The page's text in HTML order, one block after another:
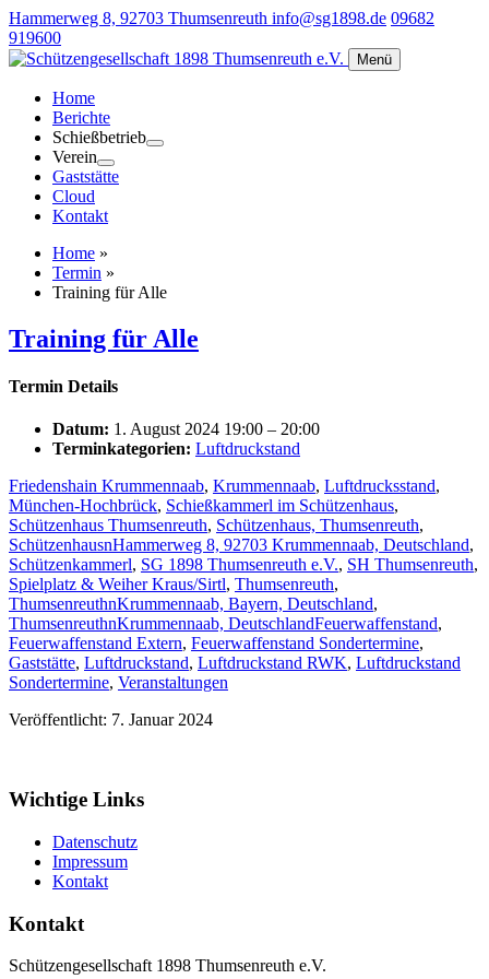
Hammerweg 8, 92703 Thumsenreuth info@sg1898.de 09682
919600
Menü
Home
Berichte
Schießbetrieb
Verein
Gaststätte
Cloud
Kontakt
Home »
Termin »
Training für Alle
Training für Alle
Termin Details
Datum: 1. August 2024 19:00 – 20:00
Terminkategorien: Luftdruckstand
Friedenshain Krummennaab, Krummennaab, Luftdrucksstand,
München-Hochbrück, Schießkammerl im Schützenhaus,
Schützenhaus Thumsenreuth, Schützenhaus, Thumsenreuth,
SchützenhausnHammerweg 8, 92703 Krummennaab, Deutschland,
Schützenkammerl, SG 1898 Thumsenreuth e.V., SH Thumsenreuth,
Spielplatz & Weiher Kraus/Sirtl, Thumsenreuth,
ThumsenreuthnKrummennaab, Bayern, Deutschland,
ThumsenreuthnKrummennaab, DeutschlandFeuerwaffenstand,
Feuerwaffenstand Extern, Feuerwaffenstand Sondertermine,
Gaststätte, Luftdruckstand, Luftdruckstand RWK, Luftdruckstand
Sondertermine, Veranstaltungen
Veröffentlicht: 7. Januar 2024
Wichtige Links
Datenschutz
Impressum
Kontakt
Kontakt
Schützengesellschaft 1898 Thumsenreuth e.V.